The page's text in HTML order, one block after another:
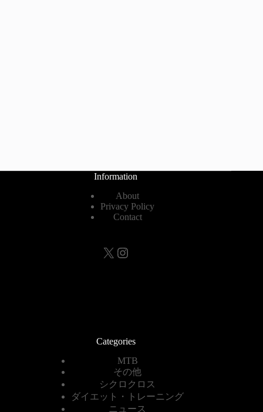
Information
About
Privacy Policy
Contact
X Instagram
Categories
MTB
その他
シクロクロス
ダイエット・トレーニング
ニュース